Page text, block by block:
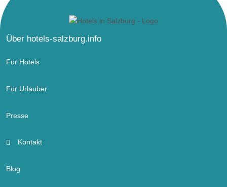
Über hotels-salzburg.info
Für Hotels
Für Urlauber
Presse
Kontakt
Blog